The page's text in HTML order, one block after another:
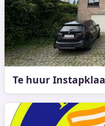
Te huur